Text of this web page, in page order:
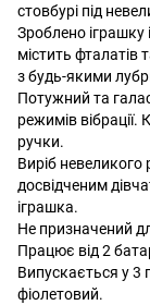
стовбурі під
Зроблено іграшку
містить фталатів
з будь-якими
Потужний та
режимів
ручки.
Виріб
досвідченим
іграшка.
Не призначений
Працює від 2
Випускається у 3
фіолетовий.